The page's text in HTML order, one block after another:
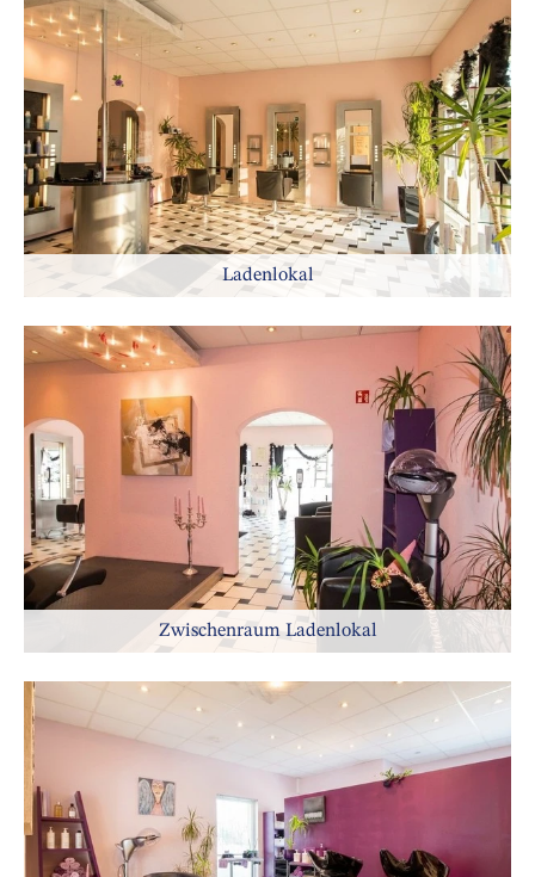
Ladenlokal
Zwischenraum Ladenlokal